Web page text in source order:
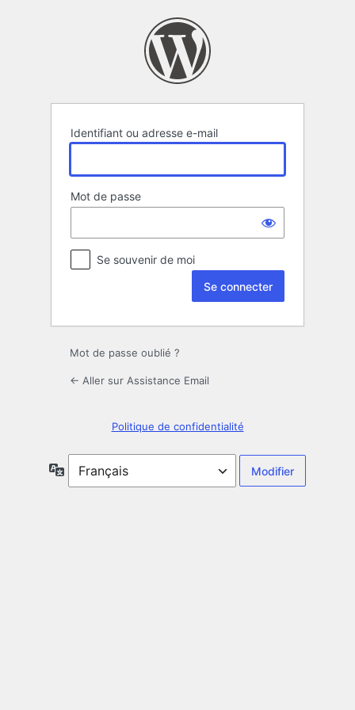
Identifiant ou adresse e-mail
Mot de passe
Se souvenir de moi
Mot de passe oublié ?
← Aller sur Assistance Email
Politique de confidentialité
Langue